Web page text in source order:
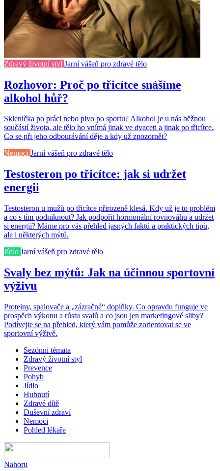
Zdravý životní styl Jarní vášeň pro zdravé tělo
Rozhovor: Proč po třicítce snášíme
alkohol hůř?
Sklenička po práci nebo pivo po sportu? Alkohol je u nás běžnou
součástí života, ale tělo ho vnímá jinak ve dvaceti a jinak po třicítce.
Co se při jeho odbourávání děje a kdy už zpozornět?
Nemoci Jarní vášeň pro zdravé tělo
Testosteron po třicítce: jak si udržet
energii
Testosteron u mužů po třicítce přirozeně klesá. Kdy už je to problém
a co s tím podniknout? Jak podpořit hormonální rovnováhu a udržet
si energii? Máme pro vás přehled jasných faktů a praktických tipů,
ale i některých mýtů.
Jídlo Jarní vášeň pro zdravé tělo
Svaly bez mýtů: Jak na účinnou sportovní
výživu
Proteiny, spalovače a „zázračné“ doplňky. Co opravdu funguje ve
prospěch výkonu a růstu svalů a co jsou jen marketingové sliby?
Podívejte se na přehled, který vám pomůže zorientovat se ve
sportovní výživě.
Sezónní témata
Zdravý životní styl
Prevence
Pohyb
Jídlo
Hubnutí
Zdravé dítě
Duševní zdraví
Nemoci
Pohled lékaře
Nahoru